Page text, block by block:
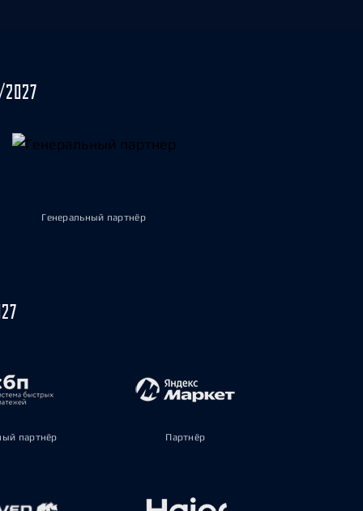
Генеральный партнёр
партнёр Партнёр